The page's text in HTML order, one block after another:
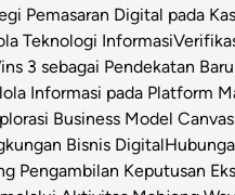
Pemasaran Digital pada
Teknologi Informasi
3 sebagai Pendekatan
Informasi pada Platform
Business Model
Bisnis Digital
Pengambilan Keputusan